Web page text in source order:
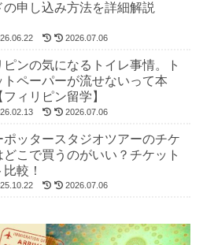
の申し込み方法を詳細解説
2026.07.06
ピンの気になるトイレ事情。ト
トペーパーが流せないって本
フィリピン留学】
2026.07.06
ポッタースタジオツアーのチケ
どこで買うのがいい？チケット
較！
2026.07.06